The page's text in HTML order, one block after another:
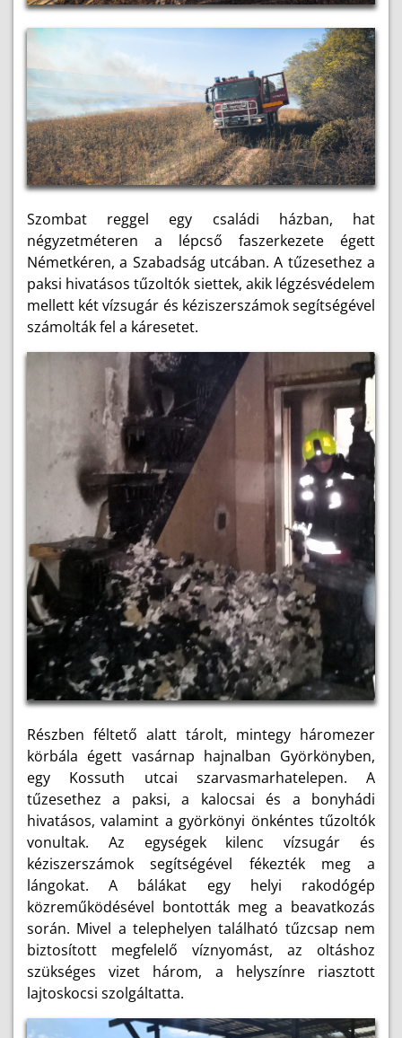
Szombat reggel egy családi házban, hat
négyzetméteren a lépcső faszerkezete égett
Németkéren, a Szabadság utcában. A tűzesethez a
paksi hivatásos tűzoltók siettek, akik légzésvédelem
mellett két vízsugár és kéziszerszámok segítségével
számolták fel a káresetet.
Részben féltető alatt tárolt, mintegy háromezer
körbála égett vasárnap hajnalban Györkönyben,
egy Kossuth utcai szarvasmarhatelepen. A
tűzesethez a paksi, a kalocsai és a bonyhádi
hivatásos, valamint a györkönyi önkéntes tűzoltók
vonultak. Az egységek kilenc vízsugár és
kéziszerszámok segítségével fékezték meg a
lángokat. A bálákat egy helyi rakodógép
közreműködésével bontották meg a beavatkozás
során. Mivel a telephelyen található tűzcsap nem
biztosított megfelelő víznyomást, az oltáshoz
szükséges vizet három, a helyszínre riasztott
lajtoskocsi szolgáltatta.